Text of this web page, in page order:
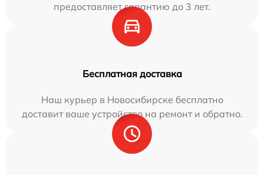
предоставляет гарантию до 3 лет.
Бесплатная доставка
Наш курьер в Новосибирске бесплатно
доставит ваше устройство на ремонт и обратно.